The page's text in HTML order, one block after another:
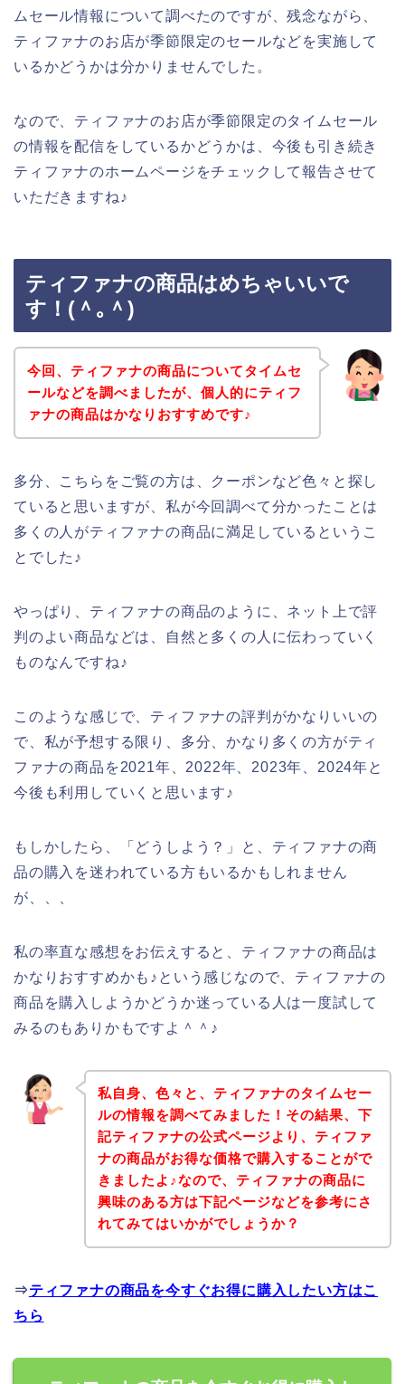
ムセール情報について調べたのですが、残念ながら、
ティファナのお店が季節限定のセールなどを実施して
いるかどうかは分かりませんでした。
なので、ティファナのお店が季節限定のタイムセール
の情報を配信をしているかどうかは、今後も引き続き
ティファナのホームページをチェックして報告させて
いただきますね♪
ティファナの商品はめちゃいいで
す！(＾｡＾)
今回、ティファナの商品についてタイムセ
ールなどを調べましたが、個人的にティフ
ァナの商品はかなりおすすめです♪
多分、こちらをご覧の方は、クーポンなど色々と探し
ていると思いますが、私が今回調べて分かったことは
多くの人がティファナの商品に満足しているというこ
とでした♪
やっぱり、ティファナの商品のように、ネット上で評
判のよい商品などは、自然と多くの人に伝わっていく
ものなんですね♪
このような感じで、ティファナの評判がかなりいいの
で、私が予想する限り、多分、かなり多くの方がティ
ファナの商品を2021年、2022年、2023年、2024年と
今後も利用していくと思います♪
もしかしたら、「どうしよう？」と、ティファナの商
品の購入を迷われている方もいるかもしれません
が、、、
私の率直な感想をお伝えすると、ティファナの商品は
かなりおすすめかも♪という感じなので、ティファナの
商品を購入しようかどうか迷っている人は一度試して
みるのもありかもですよ＾＾♪
私自身、色々と、ティファナのタイムセー
ルの情報を調べてみました！その結果、下
記ティファナの公式ページより、ティファ
ナの商品がお得な価格で購入することがで
きましたよ♪なので、ティファナの商品に
興味のある方は下記ページなどを参考にさ
れてみてはいかがでしょうか？
⇒ティファナの商品を今すぐお得に購入したい方はこ
ちら